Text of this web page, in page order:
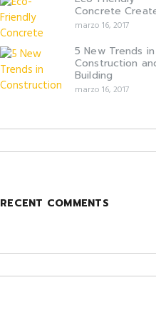
Concrete
marzo 16, 2017
5 New Trends in
Construction
Building
marzo 16, 2017
RECENT COMMENTS